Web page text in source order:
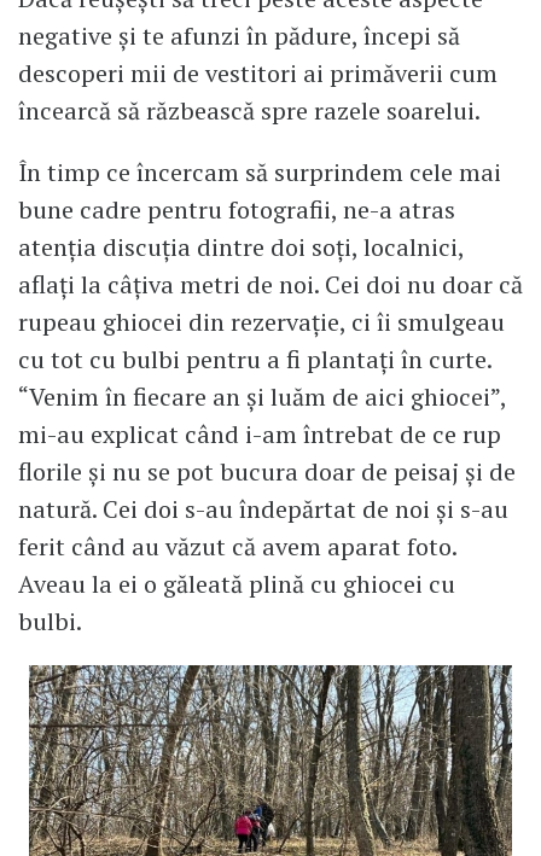
negative și te afunzi în pădure, începi să
descoperi mii de vestitori ai primăverii cum
încearcă să răzbească spre razele soarelui.
În timp ce încercam să surprindem cele mai
bune cadre pentru fotografii, ne-a atras
atenția discuția dintre doi soți, localnici,
aflați la câțiva metri de noi. Cei doi nu doar că
rupeau ghiocei din rezervație, ci îi smulgeau
cu tot cu bulbi pentru a fi plantați în curte.
“Venim în fiecare an și luăm de aici ghiocei”,
mi-au explicat când i-am întrebat de ce rup
florile și nu se pot bucura doar de peisaj și de
natură. Cei doi s-au îndepărtat de noi și s-au
ferit când au văzut că avem aparat foto.
Aveau la ei o găleată plină cu ghiocei cu
bulbi.